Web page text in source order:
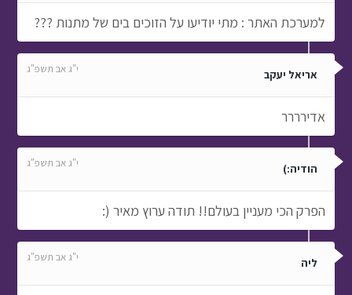
למערכת האתר : מתי יודיעו על הזוכים בים של מתנות ???
אריאל יעקב י"ג אב תשפ"ג
אדירררר
הודיה:) י"ג אב תשפ"ג
הפרק הכי מעניין בעולם!! תודה ערוץ מאיר (:
ליה י"ג אב תשפ"ג